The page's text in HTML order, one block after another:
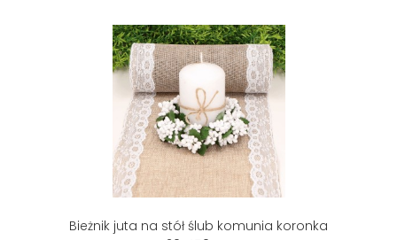
Bieżnik juta na stół ślub komunia koronka